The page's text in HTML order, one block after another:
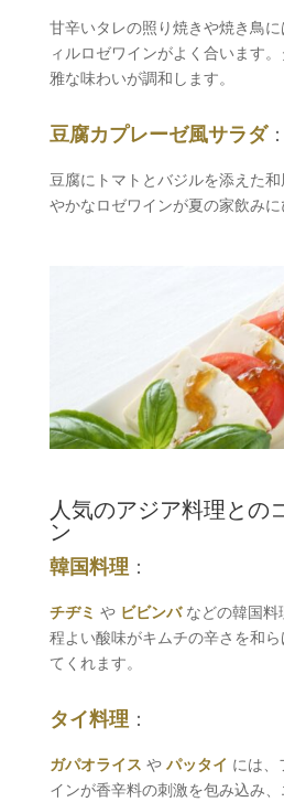
甘辛いタレの照り焼きや焼き鳥
ィルロゼワインがよく合います
雅な味わいが調和します。
豆腐カプレーゼ風サラダ：
豆腐にトマトとバジルを添えた
やかなロゼワインが夏の家飲みに
人気のアジア料理との
ン
韓国料理 ：
チヂミ や ビビンバなどの韓国料
程よい酸味がキムチの辛さを和
てくれます。
タイ料理 ：
ガパオライス や パッタイ には、
インが香辛料の刺激を包み込み